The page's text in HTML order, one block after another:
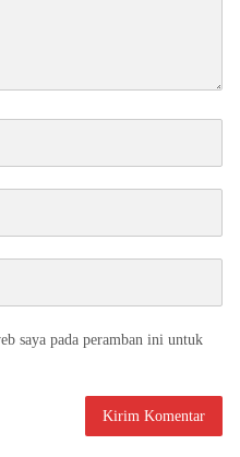
saya pada peramban ini untuk